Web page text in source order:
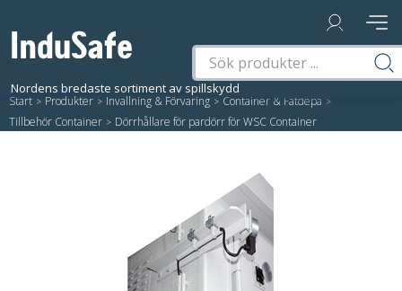
Start / Produkter / Invallning & Förvaring / Container & Fatdepå /
Tillbehör Container / Dörrhållare för pardörr för WSC Container